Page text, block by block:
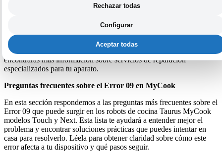
ofrecerte la tranquilidad de que el aparato será revisado con la
No olvides que, a menudo, los problemas más complejos requieren
herramientas específicas y un conocimiento más profundo que solo
un profesional puede ofrecer. Visita REPARAPAE. COM, donde
encontrarás más información sobre servicios de reparación
especializados para tu aparato.
Preguntas frecuentes sobre el Error 09 en MyCook
En esta sección respondemos a las preguntas más frecuentes sobre el
Error 09 que puede surgir en los robots de cocina Taurus MyCook
modelos Touch y Next. Esta lista te ayudará a entender mejor el
problema y encontrar soluciones prácticas que puedes intentar en
casa para resolverlo. Léela para obtener claridad sobre cómo este
error afecta a tu dispositivo y qué pasos seguir.
Rechazar todas
Configurar
Aceptar todas